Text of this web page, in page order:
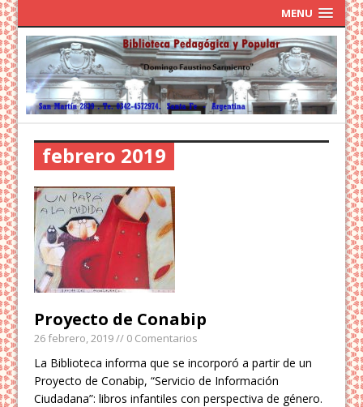
MENU
febrero 2019
Proyecto de Conabip
26 febrero, 2019// 0 Comentarios
La Biblioteca informa que se incorporó a partir de un
Proyecto de Conabip, “Servicio de Información
Ciudadana”: libros infantiles con perspectiva de género.